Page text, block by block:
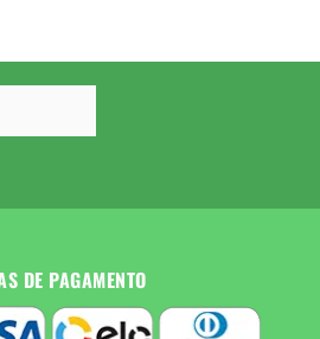
DE PAGAMENTO